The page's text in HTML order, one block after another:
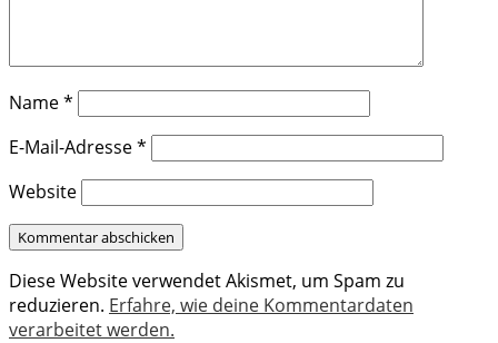
Name*
E-Mail-Adresse*
Website
Diese Website verwendet Akismet, um Spam zu
reduzieren. Erfahre, wie deine Kommentardaten
verarbeitet werden.